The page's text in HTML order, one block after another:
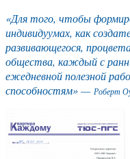
«Для того, чтобы
индивидуумах, как
развивающегося,
общества, каждый с
ежедневной полезной
способностям» — Роберт